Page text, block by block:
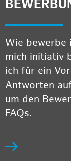
Wie bewerbe
mich initiativ
ich für ein
Antworten
um den
FAQs.